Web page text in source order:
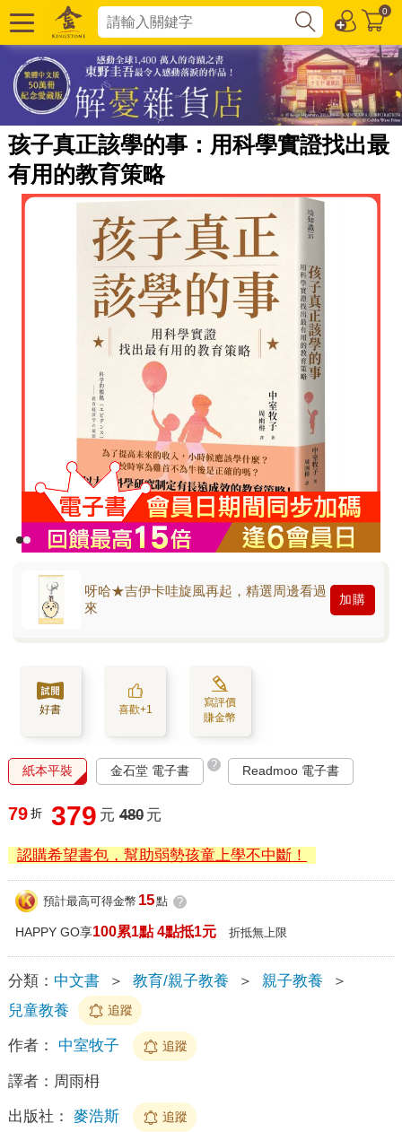
0
孩子真正該學的事：用科學實證找出最
有用的教育策略
呀哈★吉伊卡哇旋風再起，精選周邊看過
來
加購
好書 喜歡+1
寫評價
賺金幣
紙本平裝 金石堂 電子書 ? Readmoo 電子書
79 折 379 元 480 元
認購希望書包，幫助弱勢孩童上學不中斷！
預計最高可得金幣 15點 ?
HAPPY GO享100累1點 4點抵1元 折抵無上限
分類： 中文書 ＞ 教育/親子教養 ＞ 親子教養
＞
兒童教養
追蹤
作者： 中室牧子 追蹤
譯者： 周雨枏
出版社： 麥浩斯 追蹤